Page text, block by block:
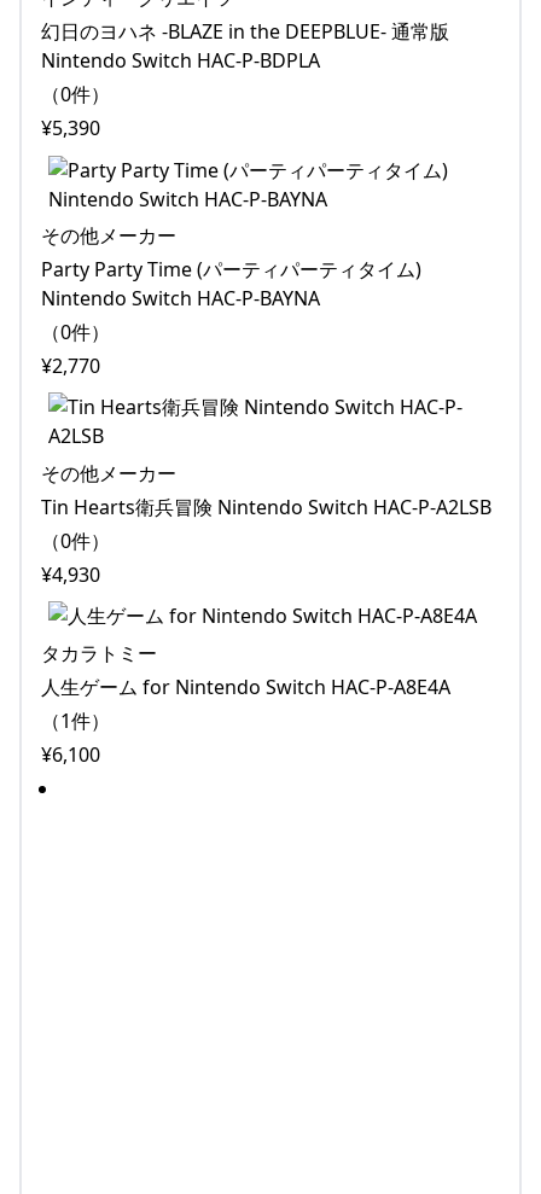
幻日のヨハネ -BLAZE in the DEEPBLUE- 通常版
Nintendo Switch HAC-P-BDPLA
（0件）
¥5,390
その他メーカー
Party Party Time (パーティパーティタイム)
Nintendo Switch HAC-P-BAYNA
（0件）
¥2,770
その他メーカー
Tin Hearts衛兵冒険 Nintendo Switch HAC-P-A2LSB
（0件）
¥4,930
タカラトミー
人生ゲーム for Nintendo Switch HAC-P-A8E4A
（1件）
¥6,100